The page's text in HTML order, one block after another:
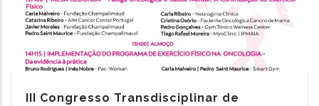
III Congresso Transdisciplinar de